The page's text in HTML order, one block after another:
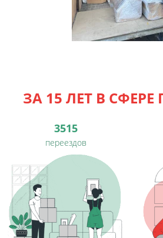
ЗА 15 ЛЕТ В СФЕРЕ
3515
переездов